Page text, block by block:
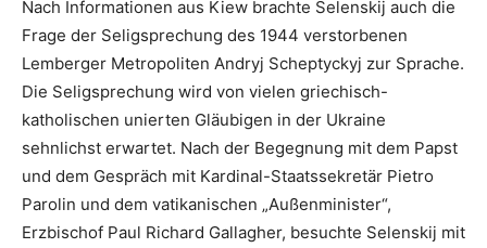
Nach Informationen aus Kiew brachte Selenskij auch die
Frage der Seligsprechung des 1944 verstorbenen
Lemberger Metropoliten Andryj Scheptyckyj zur Sprache.
Die Seligsprechung wird von vielen griechisch-
katholischen unierten Gläubigen in der Ukraine
sehnlichst erwartet. Nach der Begegnung mit dem Papst
und dem Gespräch mit Kardinal-Staatssekretär Pietro
Parolin und dem vatikanischen „Außenminister“,
Erzbischof Paul Richard Gallagher, besuchte Selenskij mit